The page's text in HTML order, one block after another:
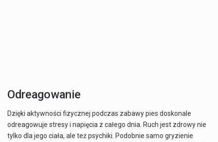
Odreagowanie
Dzięki aktywności fizycznej podczas zabawy pies doskonale
odreagowuje stresy i napięcia z całego dnia. Ruch jest zdrowy nie
tylko dla jego ciała, ale też psychiki. Podobnie samo gryzienie